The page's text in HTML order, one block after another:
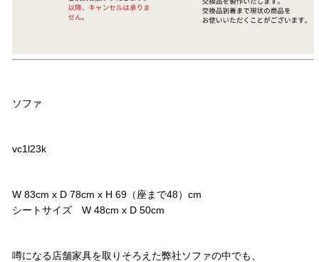
ソファ
vc1l23k
W 83cm x D 78cm x H 69（座まで48）cm
シートサイズ W 48cm x D 50cm
噂になる店舗家具を取りそろえた弊社ソファの中でも、